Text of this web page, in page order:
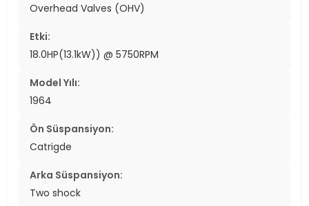
Overhead Valves (OHV)
Etki:
18.0HP(13.1kW)) @ 5750RPM
Model Yılı:
1964
Ön Süspansiyon:
Catrigde
Arka Süspansiyon:
Two shock